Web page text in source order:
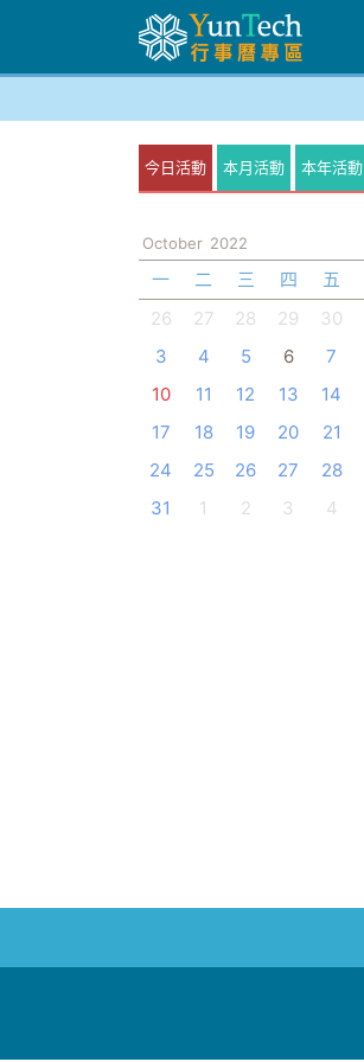
今日活動 本月活動 本年活動
October 2022
一 二 三 四 五
26
27 28 29 30
3
4 5 6 7
10
11 12 13 14
17
18 19 20 21
24
25 26 27 28
31
1 2 3 4